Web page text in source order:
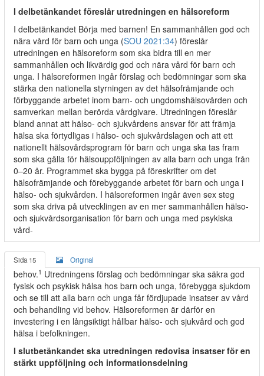
I delbetänkandet föreslår utredningen en hälsoreform
I delbetänkandet Börja med barnen! En sammanhållen god och
nära vård för barn och unga (SOU 2021:34) föreslår
utredningen en hälsoreform som ska bidra till en mer
sammanhållen och likvärdig god och nära vård för barn och
unga. I hälsoreformen ingår förslag och bedömningar som ska
stärka den nationella styrningen av det hälsofrämjande och
förbyggande arbetet inom barn- och ungdomshälsovården och
samverkan mellan berörda vårdgivare. Utredningen föreslår
bland annat att hälso- och sjukvårdens ansvar för att främja
hälsa ska förtydligas i hälso- och sjukvårdslagen och att ett
nationellt hälsovårdsprogram för barn och unga ska tas fram
som ska gälla för hälsouppföljningen av alla barn och unga från
0–20 år. Programmet ska bygga på föreskrifter om det
hälsofrämjande och förebyggande arbetet för barn och unga i
hälso- och sjukvården. I hälsoreformen ingår även sex steg
som ska driva på utvecklingen av en mer sammanhållen hälso-
och sjukvårdsorganisation för barn och unga med psykiska
vård-
Sida 15 Original
behov.1 Utredningens förslag och bedömningar ska säkra god
fysisk och psykisk hälsa hos barn och unga, förebygga sjukdom
och se till att alla barn och unga får fördjupade insatser av vård
och behandling vid behov. Hälsoreformen är därför en
investering i en långsiktigt hållbar hälso- och sjukvård och god
hälsa i befolkningen.
I slutbetänkandet ska utredningen redovisa insatser för en
stärkt uppföljning och informationsdelning